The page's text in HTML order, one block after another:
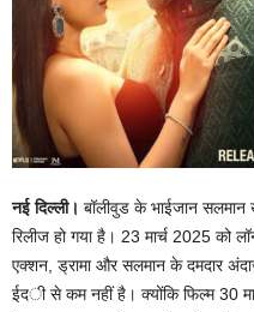
नई दिल्ली। बॉलीवुड के भाईजान
रिलीज हो गया है। 23 मार्च 2025
एक्शन, ड्रामा और सलमान के दमदार
ईदी से कम नहीं है। क्योंकि फिल्म 30